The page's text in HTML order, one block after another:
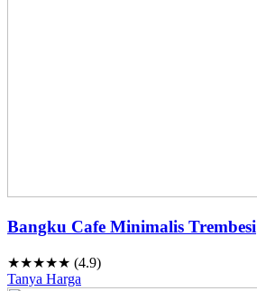
Bangku Cafe Minimalis Trembesi
★★★★★ (4.9)
Tanya Harga